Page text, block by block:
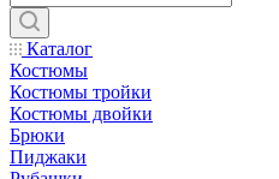
Каталог
Костюмы
Костюмы тройки
Костюмы двойки
Брюки
Пиджаки